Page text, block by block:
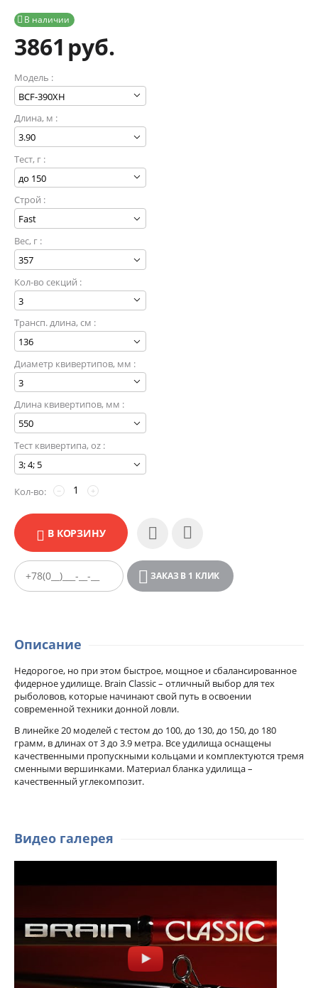
В наличии

3861 руб.
Модель :
Длина, м :
Тест, г :
Строй :
Вес, г :
Кол-во секций :
Трансп. длина, см :
Диаметр квивертипов, мм :
Длина квивертипов, мм :
Тест квивертипа, oz :
Кол-во: +
−
В КОРЗИНУ
ЗАКАЗ В 1 КЛИК
Описание
Недорогое, но при этом быстрое, мощное и сбалансированное
фидерное удилище. Brain Classic – отличный выбор для тех
рыболовов, которые начинают свой путь в освоении
современной техники донной ловли.
В линейке 20 моделей с тестом до 100, до 130, до 150, до 180
грамм, в длинах от 3 до 3.9 метра. Все удилища оснащены
качественными пропускными кольцами и комплектуются тремя
сменными вершинками. Материал бланка удилища –
качественный углекомпозит.
Видео галерея